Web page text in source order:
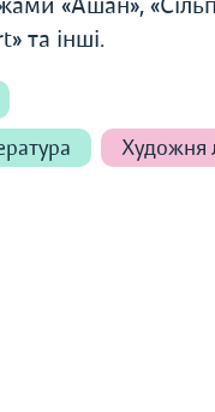
та інші.
Художня